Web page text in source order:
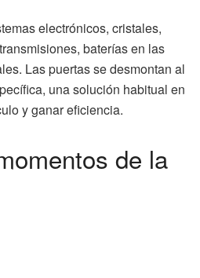
electrónicos, cristales,
baterías en las
Las puertas se desmontan al
una solución habitual en
y ganar eficiencia.
de la